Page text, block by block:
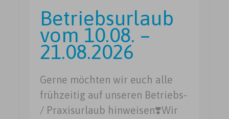
Betriebsurlaub
vom 10.08. –
21.08.2026
Gerne möchten wir euch alle
frühzeitig auf unseren Betriebs-
/ Praxisurlaub hinweisen❣️Wir